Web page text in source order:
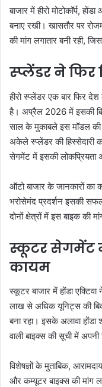
बाजार में हीरो मोटोकॉर्प,
बनाए रखी। खासतौर पर
की मांग लगातार बनी रही,
स्प्लेंडर ने फिर
हीरो स्प्लेंडर एक बार फिर
है। अप्रैल 2026 में इसकी
साल के मुकाबले इस मॉडल की
अकेले स्प्लेंडर की हिस्सेदारी
सेगमेंट में इसकी लोकप्रियता
ऑटो बाजार के जानकारों
भरोसेमंद प्रदर्शन इसकी
दोनों क्षेत्रों में इस बाइक की
स्कूटर सेगमेंट
कायम
स्कूटर बाजार में होंडा
लाख से अधिक यूनिट्स की
बना रहा। इसके अलावा
वाली बाइक्स की सूची में
विशेषज्ञों के मुताबिक,
और कम्यूटर बाइक्स की मांग